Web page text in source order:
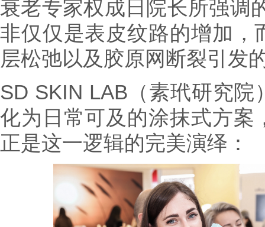
衰老专家权成日院长所强调
非仅仅是表皮纹路的增加，
层松弛以及胶原网断裂引发
SD SKIN LAB（素玳研究
化为日常可及的涂抹式方案
正是这一逻辑的完美演绎：